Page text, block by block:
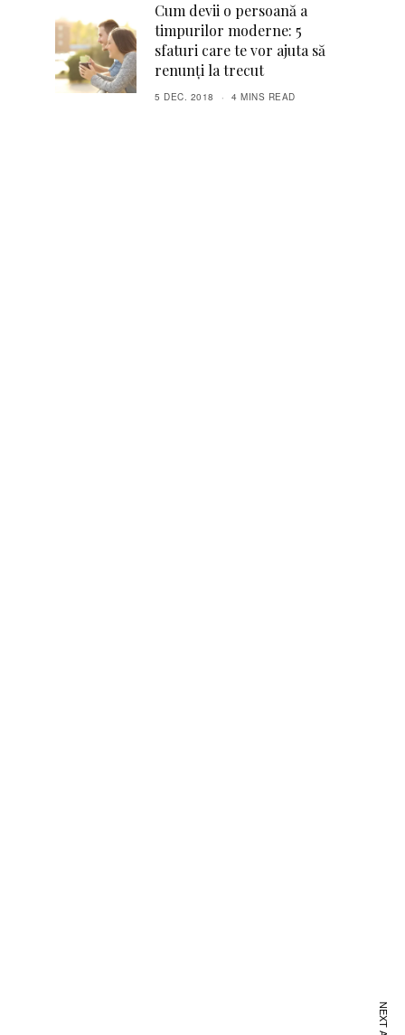
Cum devii o persoană a
timpurilor moderne: 5
sfaturi care te vor ajuta să
renunţi la trecut
5 DEC. 2018 4 MINS READ